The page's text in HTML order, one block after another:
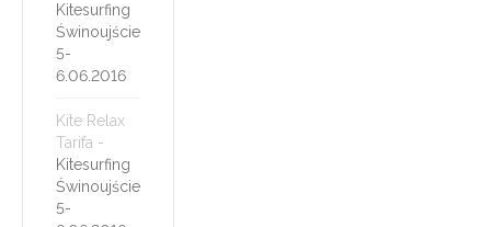
Kitesurfing
Świnoujście
5-
6.06.2016
Kite Relax
Tarifa -
Kitesurfing
Świnoujście
5-